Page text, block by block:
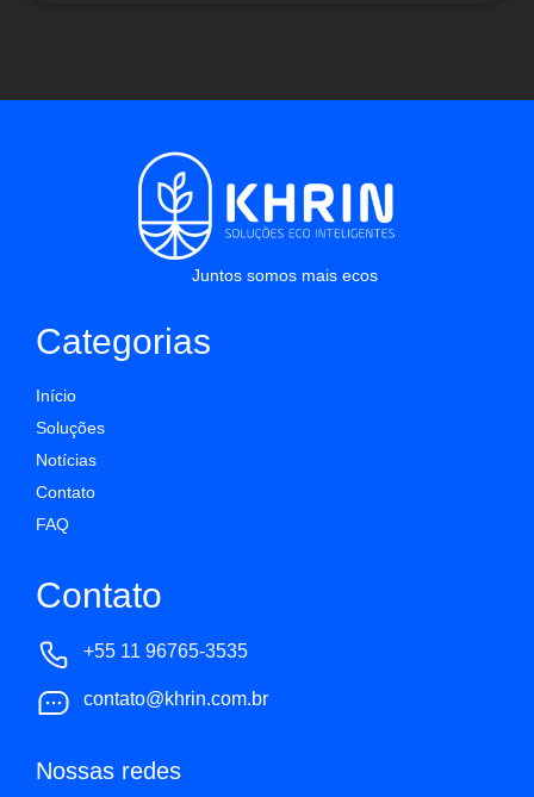
Juntos somos mais ecos
Categorias
Início
Soluções
Notícias
Contato
FAQ
Contato
+55 11 96765-3535
contato@khrin.com.br
Nossas redes